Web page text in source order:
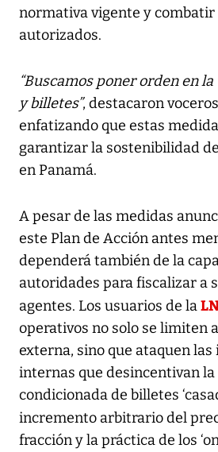
normativa vigente y combatir
autorizados.
“Buscamos poner orden en
y billetes”, destacaron
enfatizando que estas
garantizar la sostenibilidad
en Panamá.
A pesar de las medidas
este Plan de Acción antes
dependerá también de la
autoridades para fiscalizar a
agentes. Los usuarios de la
operativos no solo se limiten
externa, sino que ataquen
internas que desincentivan
condicionada de billetes
incremento arbitrario del
fracción y la práctica de los